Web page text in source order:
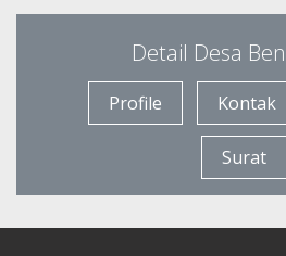
Detail Desa
Profile Kontak
Surat